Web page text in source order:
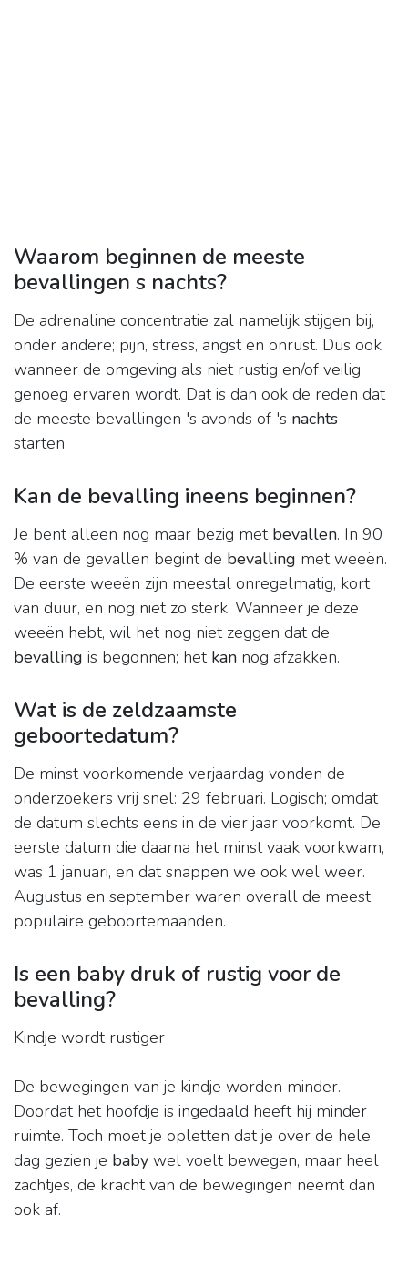
Waarom beginnen de meeste
bevallingen s nachts?
De adrenaline concentratie zal namelijk stijgen bij,
onder andere; pijn, stress, angst en onrust. Dus ook
wanneer de omgeving als niet rustig en/of veilig
genoeg ervaren wordt. Dat is dan ook de reden dat
de meeste bevallingen 's avonds of 's nachts
starten.
Kan de bevalling ineens beginnen?
Je bent alleen nog maar bezig met bevallen. In 90
% van de gevallen begint de bevalling met weeën.
De eerste weeën zijn meestal onregelmatig, kort
van duur, en nog niet zo sterk. Wanneer je deze
weeën hebt, wil het nog niet zeggen dat de
bevalling is begonnen; het kan nog afzakken.
Wat is de zeldzaamste
geboortedatum?
De minst voorkomende verjaardag vonden de
onderzoekers vrij snel: 29 februari. Logisch; omdat
de datum slechts eens in de vier jaar voorkomt. De
eerste datum die daarna het minst vaak voorkwam,
was 1 januari, en dat snappen we ook wel weer.
Augustus en september waren overall de meest
populaire geboortemaanden.
Is een baby druk of rustig voor de
bevalling?
Kindje wordt rustiger
De bewegingen van je kindje worden minder.
Doordat het hoofdje is ingedaald heeft hij minder
ruimte. Toch moet je opletten dat je over de hele
dag gezien je baby wel voelt bewegen, maar heel
zachtjes, de kracht van de bewegingen neemt dan
ook af.